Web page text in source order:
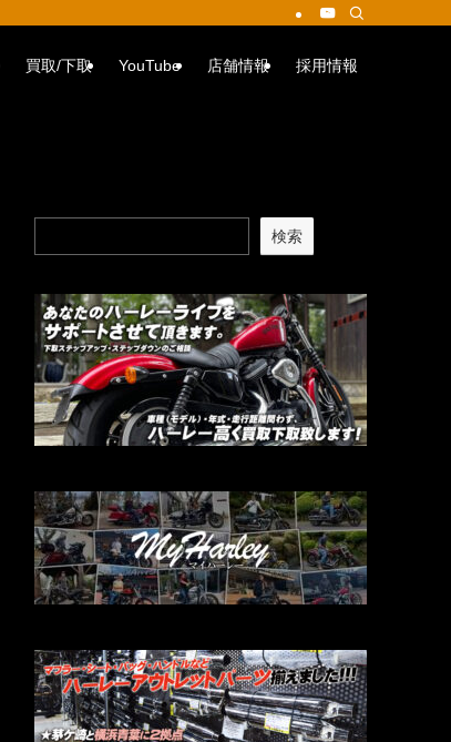
買取/下取 YouTube 店舗情報 採用情報
検索